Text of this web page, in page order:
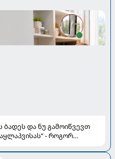
ბადეს და ნუ გამოიწვევთ
- როგორ